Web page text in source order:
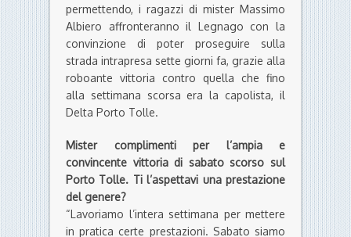
permettendo, i ragazzi di mister Massimo
Albiero affronteranno il Legnago con la
convinzione di poter proseguire sulla
strada intrapresa sette giorni fa, grazie alla
roboante vittoria contro quella che fino
alla settimana scorsa era la capolista, il
Delta Porto Tolle.
Mister complimenti per l’ampia e
convincente vittoria di sabato scorso sul
Porto Tolle. Ti l’aspettavi una prestazione
del genere?
“Lavoriamo l’intera settimana per mettere
in pratica certe prestazioni. Sabato siamo